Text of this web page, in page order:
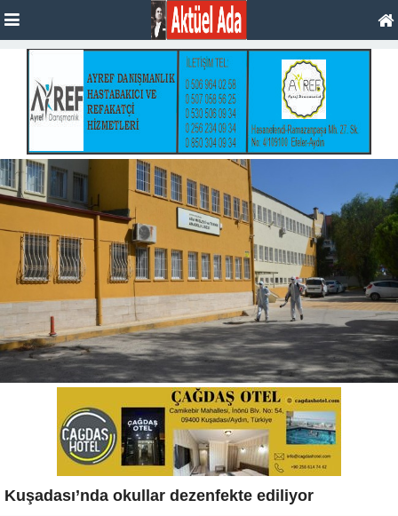
Kuşadası’nda okullar dezenfekte ediliyor